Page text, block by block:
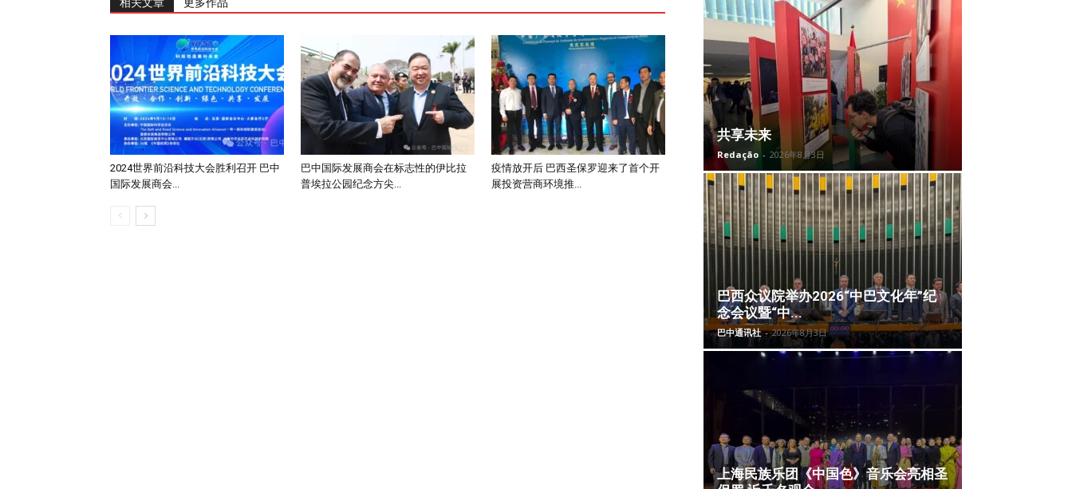
2024世界前沿科技大会胜利召开 巴中
国际发展商会...
巴中国际发展商会在标志性的伊比拉
普埃拉公园纪念方尖...
疫情放开后 巴西圣保罗迎来了首个开
展投资营商环境推...
共享未来
Redação - 2026年8月3日
巴西众议院举办2026“中巴文化年”纪
念会议暨“中...
巴中通讯社 - 2026年8月3日
上海民族乐团《中国色》音乐会亮相圣